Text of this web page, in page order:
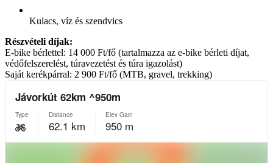
Kulacs, víz és szendvics
Részvételi díjak:
E-bike bérlettel: 14 000 Ft/fő (tartalmazza az e-bike bérleti díjat,
védőfelszerelést, túravezetést és túra igazolást)
Saját kerékpárral: 2 900 Ft/fő (MTB, gravel, trekking)